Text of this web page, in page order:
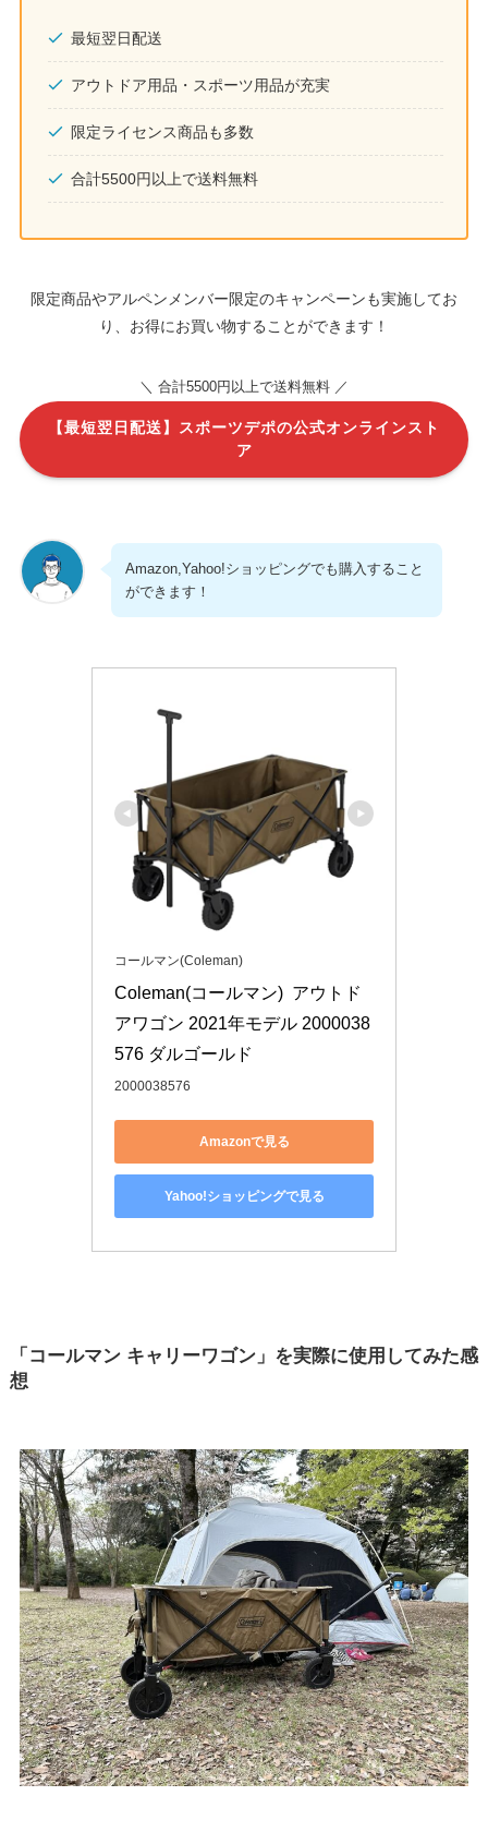
最短翌日配送
アウトドア用品・スポーツ用品が充実
限定ライセンス商品も多数
合計5500円以上で送料無料
限定商品やアルペンメンバー限定のキャンペーンも実施してお
り、お得にお買い物することができます！
＼ 合計5500円以上で送料無料 ／
【最短翌日配送】スポーツデポの公式オンラインスト
ア
Amazon,Yahoo!ショッピングでも購入すること
ができます！
コールマン(Coleman)
Coleman(コールマン)  アウトド
アワゴン 2021年モデル 2000038
576 ダルゴールド
2000038576
Amazonで見る
Yahoo!ショッピングで見る
「コールマン キャリーワゴン」を実際に使用してみた感
想